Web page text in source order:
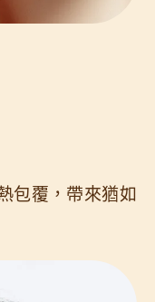
包覆，帶來猶如